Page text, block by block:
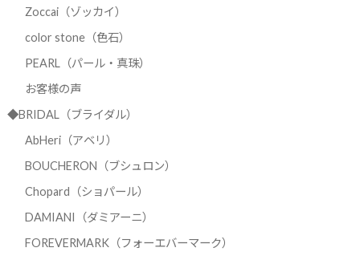
Zoccai（ゾッカイ）
color stone（色石）
PEARL（パール・真珠）
お客様の声
◆BRIDAL（ブライダル）
AbHeri（アベリ）
BOUCHERON（ブシュロン）
Chopard（ショパール）
DAMIANI（ダミアーニ）
FOREVERMARK（フォーエバーマーク）